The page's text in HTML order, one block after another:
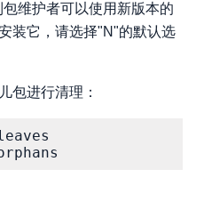
维护者可以使用新版本的
装它，请选择"N"的默认选
包进行清理：